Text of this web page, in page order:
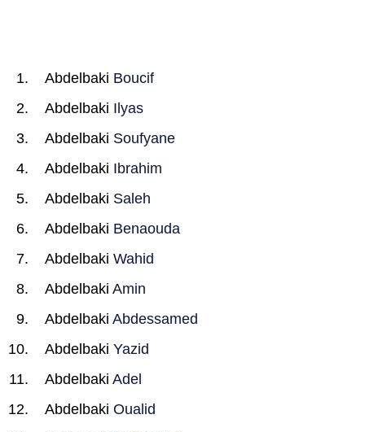
Abdelbaki Boucif
Abdelbaki Ilyas
Abdelbaki Soufyane
Abdelbaki Ibrahim
Abdelbaki Saleh
Abdelbaki Benaouda
Abdelbaki Wahid
Abdelbaki Amin
Abdelbaki Abdessamed
Abdelbaki Yazid
Abdelbaki Adel
Abdelbaki Oualid